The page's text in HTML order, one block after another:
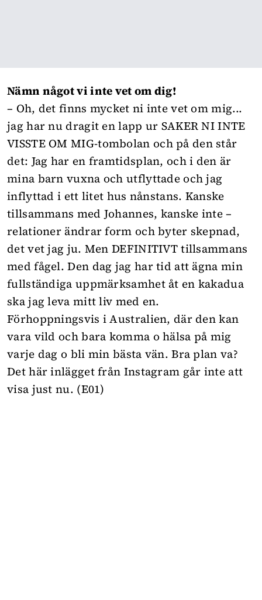
Nämn något vi inte vet om dig!
– Oh, det finns mycket ni inte vet om mig...
jag har nu dragit en lapp ur SAKER NI INTE
VISSTE OM MIG-tombolan och på den står
det: Jag har en framtidsplan, och i den är
mina barn vuxna och utflyttade och jag
inflyttad i ett litet hus nånstans. Kanske
tillsammans med Johannes, kanske inte –
relationer ändrar form och byter skepnad,
det vet jag ju. Men DEFINITIVT tillsammans
med fågel. Den dag jag har tid att ägna min
fullständiga uppmärksamhet åt en kakadua
ska jag leva mitt liv med en.
Förhoppningsvis i Australien, där den kan
vara vild och bara komma o hälsa på mig
varje dag o bli min bästa vän. Bra plan va?
Det här inlägget från Instagram går inte att
visa just nu. (E01)